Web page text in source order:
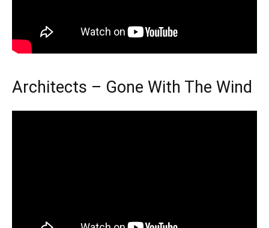
Architects – Gone With The Wind